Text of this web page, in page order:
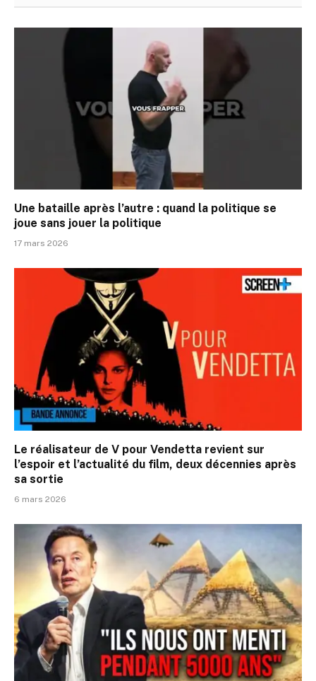
Une bataille après l’autre : quand la politique se
joue sans jouer la politique
17 mars 2026
Le réalisateur de V pour Vendetta revient sur
l’espoir et l’actualité du film, deux décennies après
sa sortie
6 mars 2026